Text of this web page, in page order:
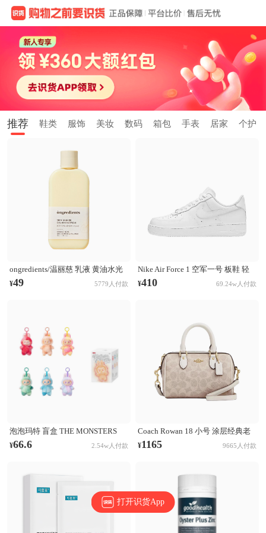
推荐 鞋类 服饰 美妆 数码 箱包 手表 居家 个护
ongredients/温丽慈 乳液 黄油水光
妆前乳液 舒缓肌肤 修护保湿
¥49 5779人付款
Nike Air Force 1 空军一号 板鞋 轻
便舒适百搭耐磨防滑复古 White 纯
¥410 69.24w人付款
泡泡玛特 盲盒 THE MONSTERS
LABUBU第三代3.0 前方高能系列
¥66.6 2.54w人付款
Coach Rowan 18 小号 涂层经典老
花印花拉链开合PVC拼皮单肩斜挎
¥1165 9665人付款
打开识货App